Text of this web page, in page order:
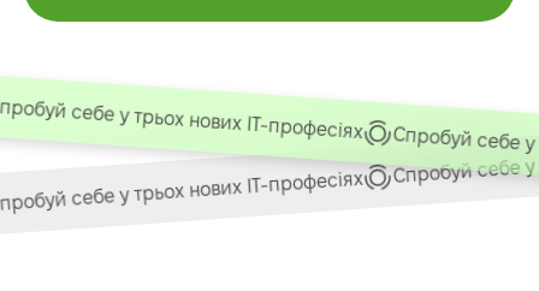
себе у трьох нових ІТ-професіях
Спробуй себе у
себе у трьох нових ІТ-професіях
Спробуй себе у